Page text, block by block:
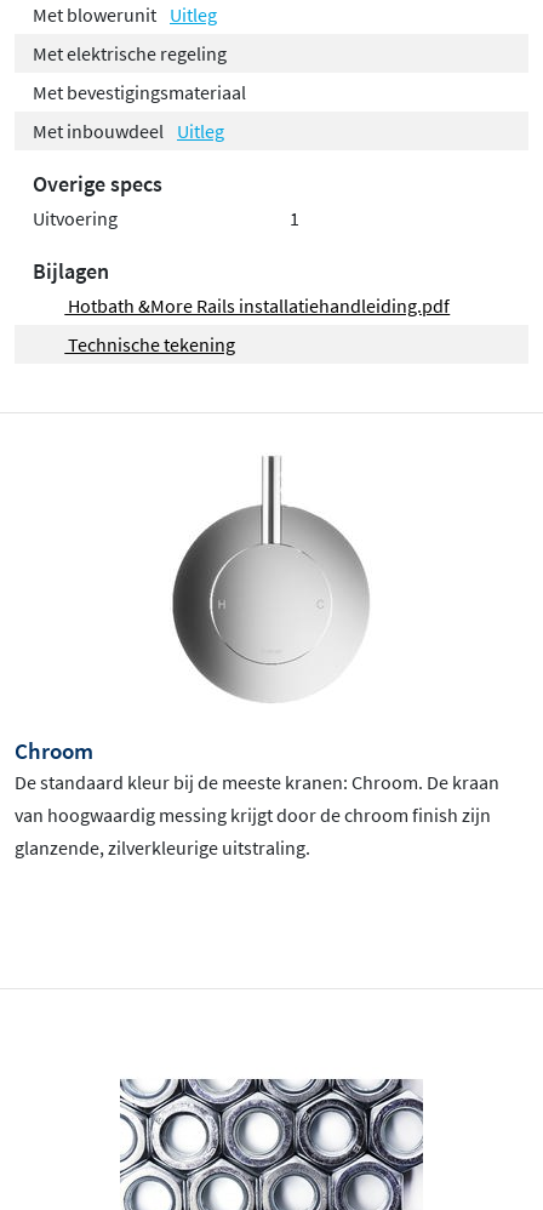
Met blowerunit Uitleg
Met elektrische regeling
Met bevestigingsmateriaal
Met inbouwdeel
Uitleg
Overige specs
Uitvoering 1
Bijlagen
Hotbath &More Rails installatiehandleiding.pdf
Technische tekening
Chroom
De standaard kleur bij de meeste kranen: Chroom. De kraan
van hoogwaardig messing krijgt door de chroom finish zijn
glanzende, zilverkleurige uitstraling.